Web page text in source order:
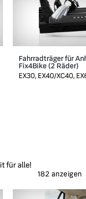
Fahrradträger für
Fix4Bike (2 Räder)
EX30, EX40/XC40,
für alle!
182 anzeigen